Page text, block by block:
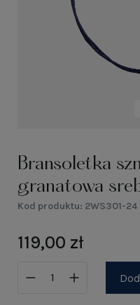
Bransoletka
granatowa
Kod produktu: 2WS301-24
119,00 zł